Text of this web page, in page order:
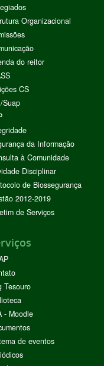
Organizacional
do reitor
CS
Suap
da Informação
à Comunidade
Disciplinar
de Biossegurança
2012-2019
de Serviços
Tesouro
- Moodle
de eventos